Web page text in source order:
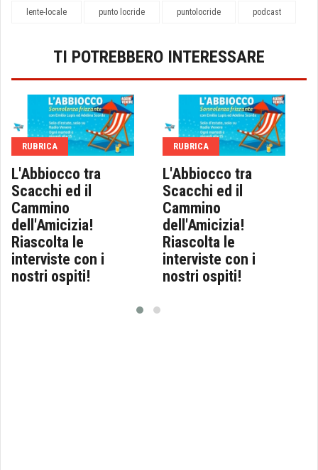
lente-locale punto locride puntolocride podcast
TI POTREBBERO INTERESSARE
RUBRICA
L'Abbiocco tra
Scacchi ed il
Cammino
dell'Amicizia!
Riascolta le
interviste con i
nostri ospiti!
RUBRICA
L'Abbiocco tra
Scacchi ed il
Cammino
dell'Amicizia!
Riascolta le
interviste con i
nostri ospiti!